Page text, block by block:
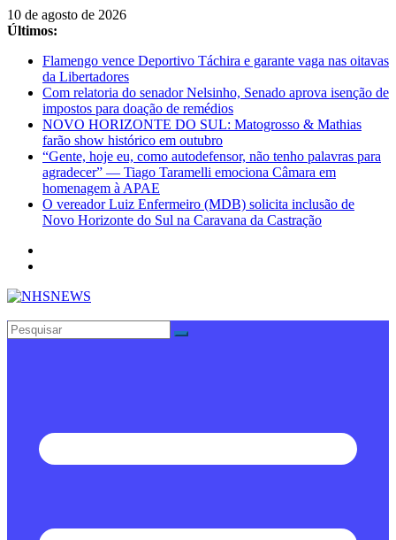
Pular
para
conteúdo
10 de agosto de 2026
Últimos:
Flamengo vence Deportivo Táchira e garante vaga nas oitavas
da Libertadores
Com relatoria do senador Nelsinho, Senado aprova isenção de
impostos para doação de remédios
NOVO HORIZONTE DO SUL: Matogrosso & Mathias
farão show histórico em outubro
“Gente, hoje eu, como autodefensor, não tenho palavras para
agradecer” — Tiago Taramelli emociona Câmara em
homenagem à APAE
O vereador Luiz Enfermeiro (MDB) solicita inclusão de
Novo Horizonte do Sul na Caravana da Castração